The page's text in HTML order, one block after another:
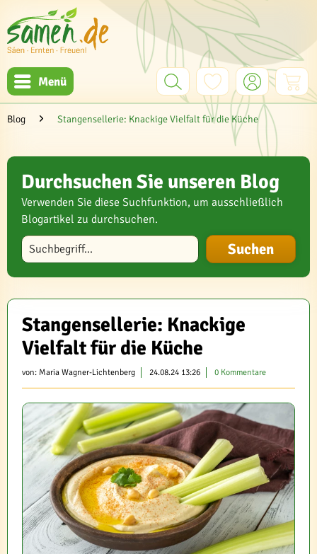
Menü
Blog Stangensellerie: Knackige Vielfalt für die Küche
Durchsuchen Sie unseren Blog
Verwenden Sie diese Suchfunktion, um ausschließlich
Blogartikel zu durchsuchen.
Blog durchsuchen
Stangensellerie: Knackige
Vielfalt für die Küche
von: Maria Wagner-Lichtenberg 24.08.24 13:26 0 Kommentare